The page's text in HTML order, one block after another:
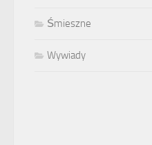
Śmieszne
Wywiady